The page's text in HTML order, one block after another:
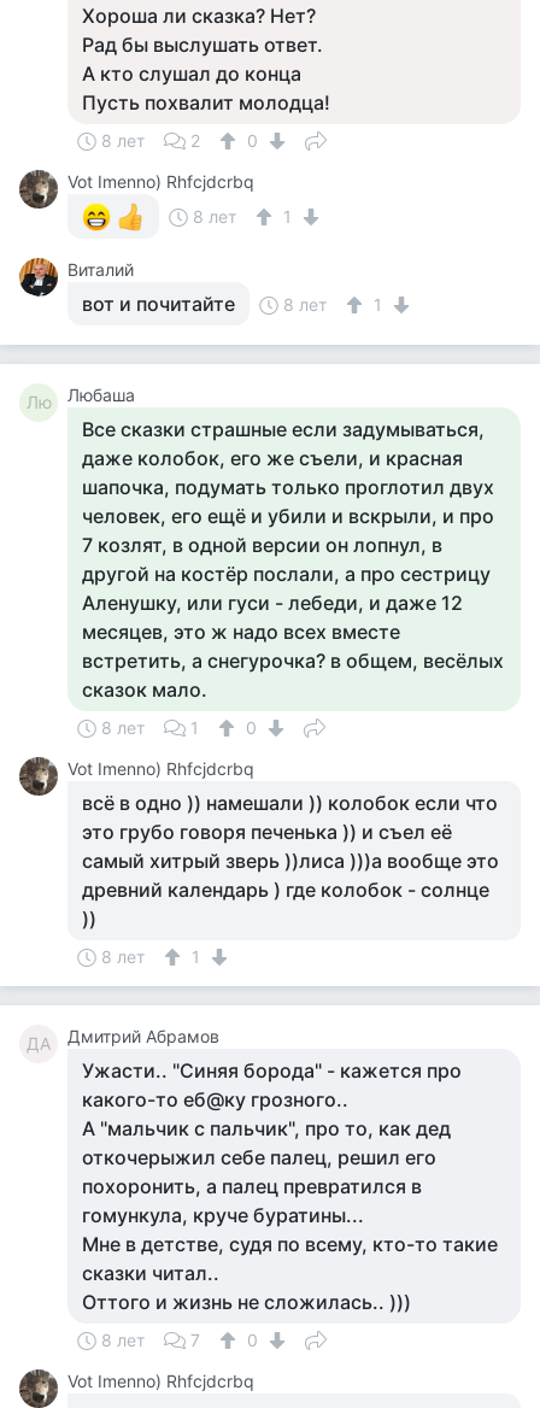
Хороша ли сказка? Нет?
Рад бы выслушать ответ.
А кто слушал до конца
Пусть похвалит молодца!
8 лет 2
0
Vot Imenno) Rhfcjdcrbq
8 лет
1
Виталий
вот и почитайте 8 лет 1
Лю Любаша
Все сказки страшные если задумываться,
даже колобок, его же съели, и красная
шапочка, подумать только проглотил двух
человек, его ещё и убили и вскрыли, и про
7 козлят, в одной версии он лопнул, в
другой на костёр послали, а про сестрицу
Аленушку, или гуси - лебеди, и даже 12
месяцев, это ж надо всех вместе
встретить, а снегурочка? в общем, весёлых
сказок мало.
8 лет 1
0
Vot Imenno) Rhfcjdcrbq
всё в одно )) намешали )) колобок если что
это грубо говоря печенька )) и съел её
самый хитрый зверь ))лиса )))а вообще это
древний календарь ) где колобок - солнце
))
8 лет 1
ДА Дмитрий Абрамов
Ужасти.. "Синяя борода" - кажется про
какого-то еб@ку грозного..
А "мальчик с пальчик", про то, как дед
откочерыжил себе палец, решил его
похоронить, а палец превратился в
гомункула, круче буратины...
Мне в детстве, судя по всему, кто-то такие
сказки читал..
Оттого и жизнь не сложилась.. )))
8 лет 7
0
Vot Imenno) Rhfcjdcrbq